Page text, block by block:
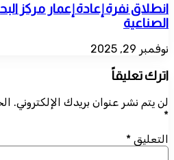
انطلاق نفرة إعادة إعمار مركز
الصناعية
نوفمبر 29, 2025
اترك تعليقاً
لن يتم نشر عنوان بريدك الإلكتروني.
*
التعليق *